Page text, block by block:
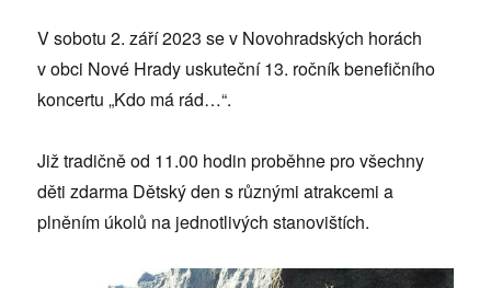
V sobotu 2. září 2023 se v Novohradských horách
v obci Nové Hrady uskuteční 13. ročník benefičního
koncertu „Kdo má rád…“.
Již tradičně od 11.00 hodin proběhne pro všechny
děti zdarma Dětský den s různými atrakcemi a
plněním úkolů na jednotlivých stanovištích.